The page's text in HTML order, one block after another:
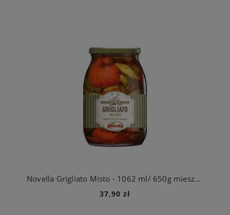
Novella Grigliato Misto - 1062 ml/ 650g mieszanka warzyw grillowana słoik
37,90 zł